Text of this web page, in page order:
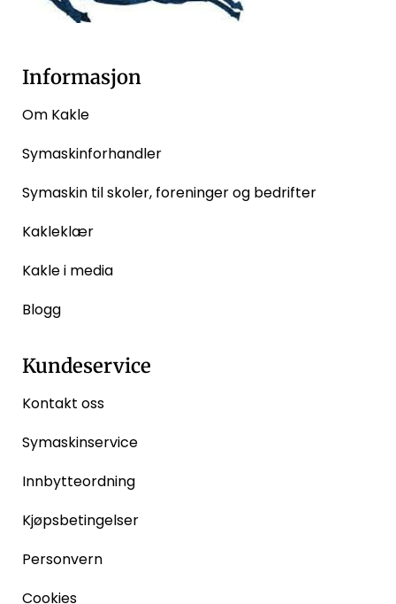
Informasjon
Om Kakle
Symaskinforhandler
Symaskin til skoler, foreninger og bedrifter
Kakleklær
Kakle i media
Blogg
Kundeservice
Kontakt oss
Symaskinservice
Innbytteordning
Kjøpsbetingelser
Personvern
Cookies